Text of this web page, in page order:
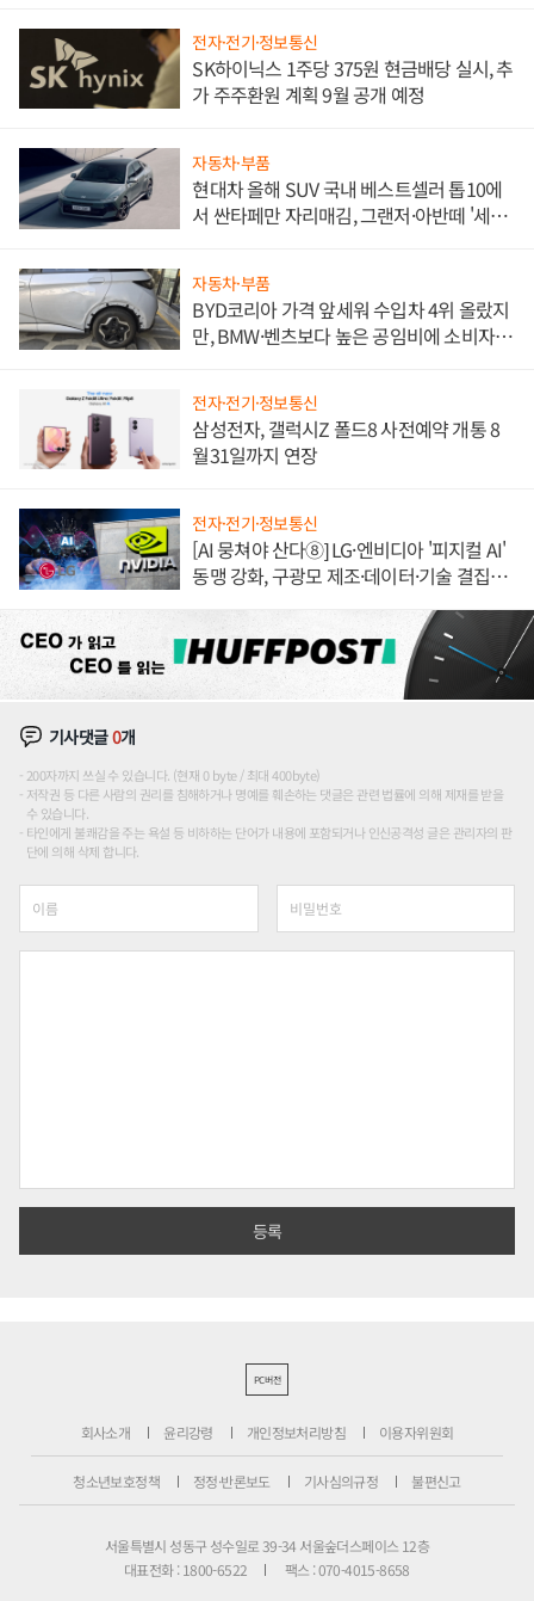
전자·전기·정보통신
SK하이닉스 1주당 375원 현금배당 실시, 추
가 주주환원 계획 9월 공개 예정
자동차·부품
현대차 올해 SUV 국내 베스트셀러 톱10에
서 싼타페만 자리매김, 그랜저·아반떼 '세단
자동차·부품
BYD코리아 가격 앞세워 수입차 4위 올랐지
만, BMW·벤츠보다 높은 공임비에 소비자
전자·전기·정보통신
삼성전자, 갤럭시Z 폴드8 사전예약 개통 8
월31일까지 연장
전자·전기·정보통신
[AI 뭉쳐야 산다⑧] LG·엔비디아 '피지컬 AI'
동맹 강화, 구광모 제조·데이터·기술 결집
기사댓글0개
200자까지 쓰실 수 있습니다. (현재 0 byte / 최대 400byte)
저작권 등 다른 사람의 권리를 침해하거나 명예를 훼손하는 댓글은 관련 법률에 의해 제재를 받을
수 있습니다.
타인에게 불쾌감을 주는 욕설 등 비하하는 단어가 내용에 포함되거나 인신공격성 글은 관리자의 판
단에 의해 삭제 합니다.
PC버전
회사소개 윤리강령 개인정보처리방침 이용자위원회
청소년보호정책 정정·반론보도 기사심의규정 불편신고
서울특별시 성동구 성수일로 39-34 서울숲더스페이스 12층
대표전화 : 1800-6522
팩스 : 070-4015-8658